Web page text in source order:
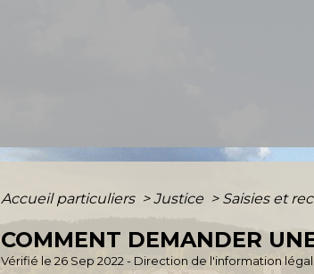
Accueil particuliers > Justice > Saisies et
COMMENT DEMANDER
Vérifié le 26 Sep 2022 - Direction de l'information